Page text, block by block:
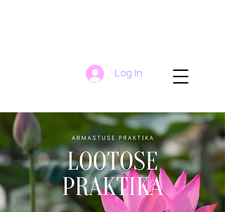
Log In